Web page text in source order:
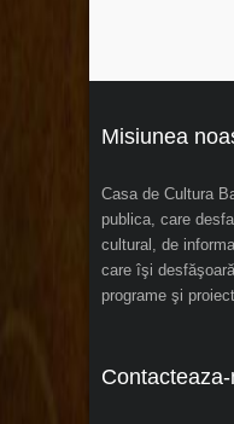
Misiunea
Casa de Cultura
publica, care
cultural, de
care îşi
programe şi